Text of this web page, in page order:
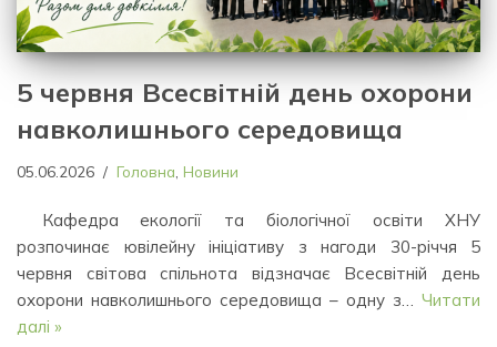
5 червня Всесвітній день охорони
навколишнього середовища
05.06.2026 Головна Новини
Кафедра екології та біологічної освіти ХНУ
розпочинає ювілейну ініціативу з нагоди 30-річчя 5
червня світова спільнота відзначає Всесвітній день
охорони навколишнього середовища – одну з… Читати
далі »